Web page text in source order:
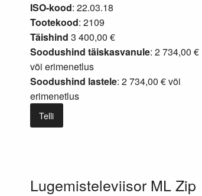
ISO-kood: 22.03.18
Tootekood: 2109
Täishind 3 400,00 €
Soodushind täiskasvanule: 2 734,00 €
või erimenetlus
Soodushind lastele: 2 734,00 € või
erimenetlus
Telli
Lugemisteleviisor ML Zip